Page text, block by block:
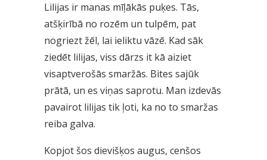
Lilijas ir manas mīļākās puķes. Tās,
atšķirībā no rozēm un tulpēm, pat
nogriezt žēl, lai ieliktu vāzē. Kad sāk
ziedēt lilijas, viss dārzs it kā aiziet
visaptverošās smaržās. Bites sajūk
prātā, un es viņas saprotu. Man izdevās
pavairot lilijas tik ļoti, ka no to smaržas
reiba galva.
Kopjot šos dievišķos augus, cenšos